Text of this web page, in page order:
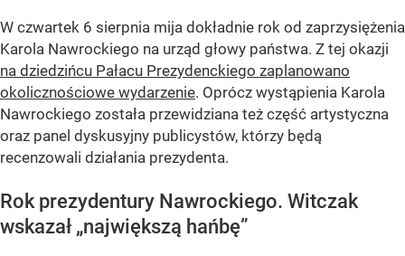
W czwartek 6 sierpnia mija dokładnie rok od zaprzysiężenia
Karola Nawrockiego na urząd głowy państwa. Z tej okazji
na dziedzińcu Pałacu Prezydenckiego zaplanowano
okolicznościowe wydarzenie. Oprócz wystąpienia Karola
Nawrockiego została przewidziana też część artystyczna
oraz panel dyskusyjny publicystów, którzy będą
recenzowali działania prezydenta.
Rok prezydentury Nawrockiego. Witczak
wskazał „największą hańbę”